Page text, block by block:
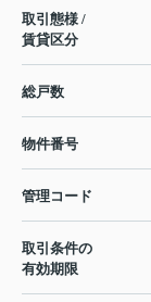
取引態様 /
賃貸区分
総戸数
物件番号
管理コード
取引条件の
有効期限